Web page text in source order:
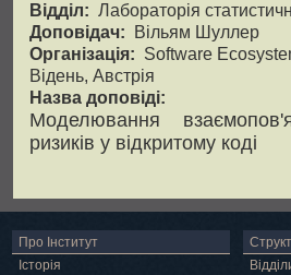
Відділ: Лабораторія
Доповідач:
Вільям Шуллер
Організація: Software
Відень, Австрія
Назва доповіді:
Моделювання
ризиків у відкритому коді
Про Інститут
Історія